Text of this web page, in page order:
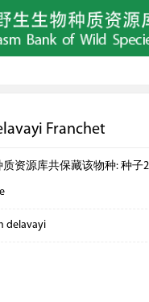
Franchet
资源库共保藏该物种: 种子
delavayi